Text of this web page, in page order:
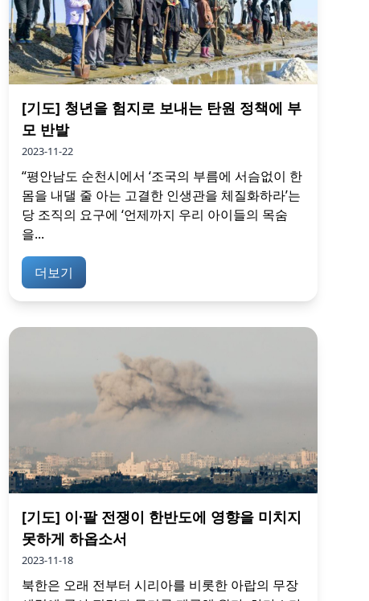
[기도] 청년을 험지로 보내는 탄원 정책에 부
모 반발
2023-11-22
“평안남도 순천시에서 ‘조국의 부름에 서슴없이 한
몸을 내댈 줄 아는 고결한 인생관을 체질화하라’는
당 조직의 요구에 ‘언제까지 우리 아이들의 목숨
을...
더보기
[기도] 이·팔 전쟁이 한반도에 영향을 미치지
못하게 하옵소서
2023-11-18
북한은 오래 전부터 시리아를 비롯한 아랍의 무장